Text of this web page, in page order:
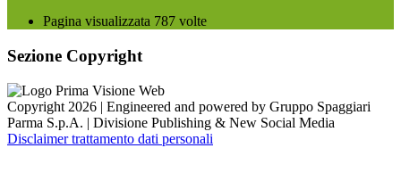
Pagina visualizzata 787 volte
Sezione Copyright
Copyright 2026 | Engineered and powered by Gruppo Spaggiari
Parma S.p.A. | Divisione Publishing & New Social Media
Disclaimer trattamento dati personali